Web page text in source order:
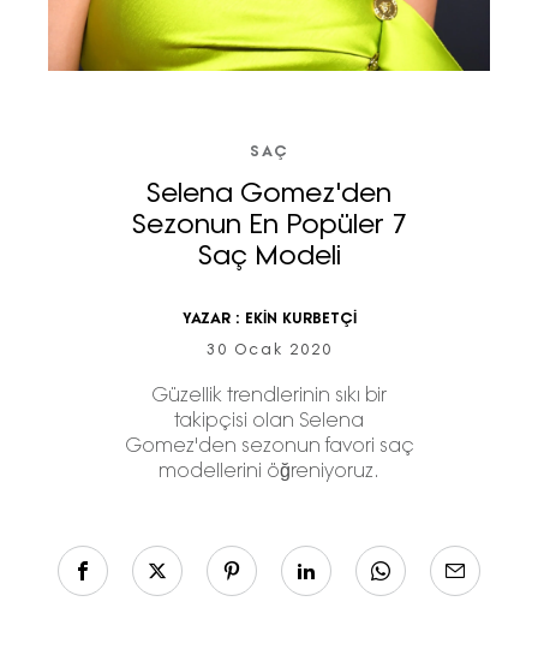
SAÇ
Selena Gomez'den
Sezonun En Popüler 7
Saç Modeli
YAZAR : EKİN KURBETÇİ
30 Ocak 2020
Güzellik trendlerinin sıkı bir
takipçisi olan Selena
Gomez'den sezonun favori saç
modellerini öğreniyoruz.